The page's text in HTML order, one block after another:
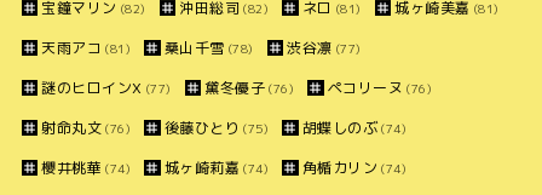
宝鐘マリン (82) 沖田総司 (82) ネロ (81) 城ヶ崎美嘉 (81)
天雨アコ (81) 桑山千雪 (78) 渋谷凛 (77)
謎のヒロインX (77) 黛冬優子 (76) ペコリーヌ (76)
射命丸文 (76) 後藤ひとり (75) 胡蝶しのぶ(74)
櫻井桃華 (74) 城ヶ崎莉嘉 (74) 角楯カリン (74)